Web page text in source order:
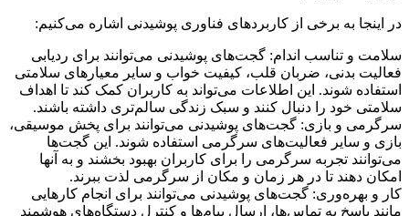
در اینجا به برخی از کاربردهای فناوری پوشیدنی اشاره می‌کنیم:
سلامت و تناسب اندام: گجت‌های پوشیدنی می‌توانند برای ردیابی
فعالیت بدنی، ضربان قلب، کیفیت خواب و سایر معیارهای سلامتی
استفاده شوند. این اطلاعات می‌تواند به کاربران کمک کند تا اهداف
سلامتی خود را دنبال کنند و سبک زندگی سالم‌تری داشته باشند.
سرگرمی و بازی: گجت‌های پوشیدنی می‌توانند برای پخش موسیقی،
بازی و سایر فعالیت‌های سرگرمی استفاده شوند. این گجت‌ها
می‌توانند تجربه سرگرمی را برای کاربران بهبود بخشند و به آنها
امکان دهند تا در هر زمان و مکان از سرگرمی لذت ببرند.
کار و بهره‌وری: گجت‌های پوشیدنی می‌توانند برای انجام کارهایی
مانند پاسخ به تماس‌ها، ارسال پیام‌ها و کنترل دستگاه‌های هوشمند